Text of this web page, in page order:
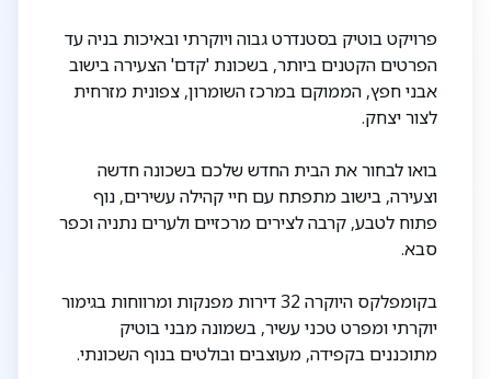
פרויקט בוטיק בסטנדרט גבוה ויוקרתי ובאיכות בניה עד
הפרטים הקטנים ביותר, בשכונת 'קדם' הצעירה בישוב
אבני חפץ, הממוקם במרכז השומרון, צפונית מזרחית
לצור יצחק.
בואו לבחור את הבית החדש שלכם בשכונה חדשה
וצעירה, בישוב מתפתח עם חיי קהילה עשירים, נוף
פתוח לטבע, קרבה לצירים מרכזיים ולערים נתניה וכפר
סבא.
בקומפלקס היוקרה 32 דירות מפנקות ומרווחות בגימור
יוקרתי ומפרט טכני עשיר, בשמונה מבני בוטיק
מתוכננים בקפידה, מעוצבים ובולטים בנוף השכונתי.